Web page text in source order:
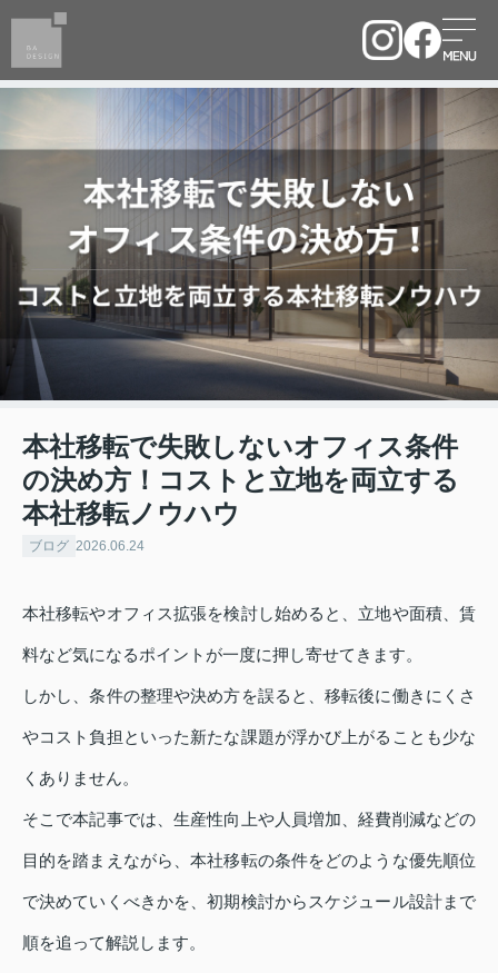
本社移転で失敗しないオフィス条件
の決め方！コストと立地を両立する
本社移転ノウハウ
ブログ 2026.06.24
本社移転やオフィス拡張を検討し始めると、立地や面積、賃
料など気になるポイントが一度に押し寄せてきます。
しかし、条件の整理や決め方を誤ると、移転後に働きにくさ
やコスト負担といった新たな課題が浮かび上がることも少な
くありません。
そこで本記事では、生産性向上や人員増加、経費削減などの
目的を踏まえながら、本社移転の条件をどのような優先順位
で決めていくべきかを、初期検討からスケジュール設計まで
順を追って解説します。